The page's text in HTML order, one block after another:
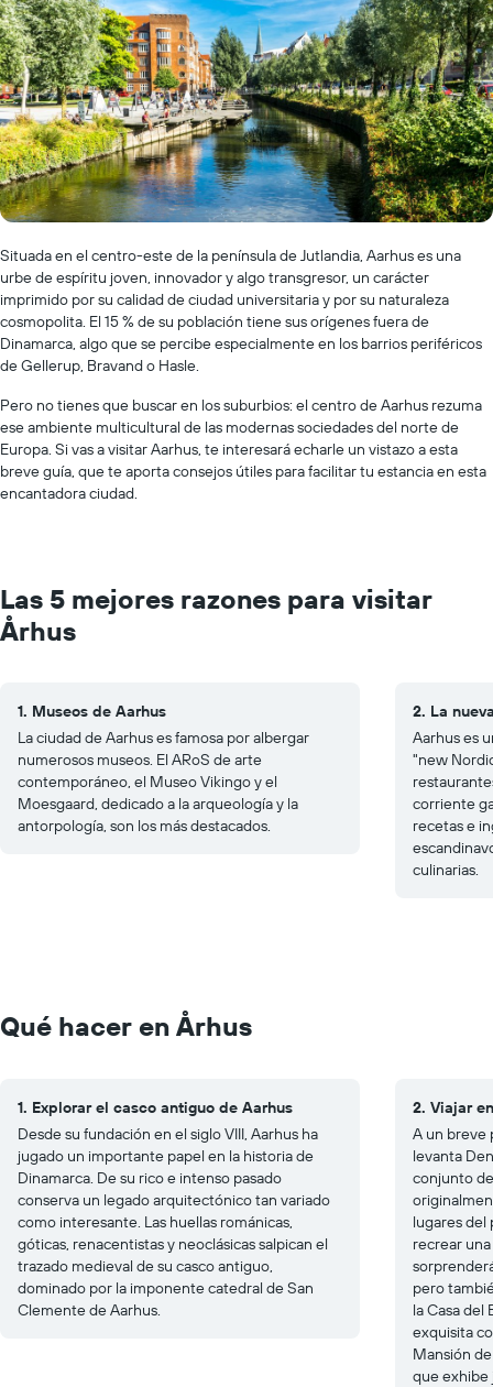
Situada en el centro-este de la península de Jutlandia, Aarhus es una
urbe de espíritu joven, innovador y algo transgresor, un carácter
imprimido por su calidad de ciudad universitaria y por su naturaleza
cosmopolita. El 15 % de su población tiene sus orígenes fuera de
Dinamarca, algo que se percibe especialmente en los barrios periféricos
de Gellerup, Bravand o Hasle.
Pero no tienes que buscar en los suburbios: el centro de Aarhus rezuma
ese ambiente multicultural de las modernas sociedades del norte de
Europa. Si vas a visitar Aarhus, te interesará echarle un vistazo a esta
breve guía, que te aporta consejos útiles para facilitar tu estancia en esta
encantadora ciudad.
Las 5 mejores razones para visitar
Århus
1. Museos de Aarhus
La ciudad de Aarhus es famosa por albergar
numerosos museos. El ARoS de arte
contemporáneo, el Museo Vikingo y el
Moesgaard, dedicado a la arqueología y la
antorpología, son los más destacados.
2. La
Aarhus es
"new
corriente
recetas e
culinarias.
Qué hacer en Århus
1. Explorar el casco antiguo de Aarhus
Desde su fundación en el siglo VIII, Aarhus ha
jugado un importante papel en la historia de
Dinamarca. De su rico e intenso pasado
conserva un legado arquitectónico tan variado
como interesante. Las huellas románicas,
góticas, renacentistas y neoclásicas salpican el
trazado medieval de su casco antiguo,
dominado por la imponente catedral de San
Clemente de Aarhus.
2. Viajar
A un breve
levanta
conjunto
lugares del
recrear
pero
la Casa del
exquisita
Mansión
que exhibe